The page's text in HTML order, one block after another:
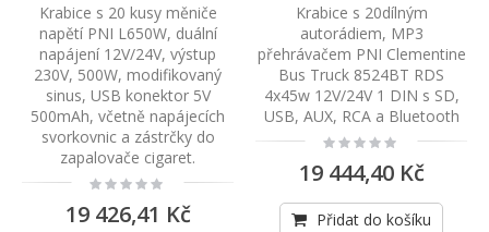
Krabice s 20 kusy měniče
napětí PNI L650W, duální
napájení 12V/24V, výstup
230V, 500W, modifikovaný
sinus, USB konektor 5V
500mAh, včetně napájecích
svorkovnic a zástrčky do
zapalovače cigaret.
Rating:
0%
19 426,41 Kč
Krabice s 20dílným
autorádiem, MP3
přehrávačem PNI Clementine
Bus Truck 8524BT RDS
4x45w 12V/24V 1 DIN s SD,
USB, AUX, RCA a Bluetooth
Rating:
0%
19 444,40 Kč
Přidat do košíku